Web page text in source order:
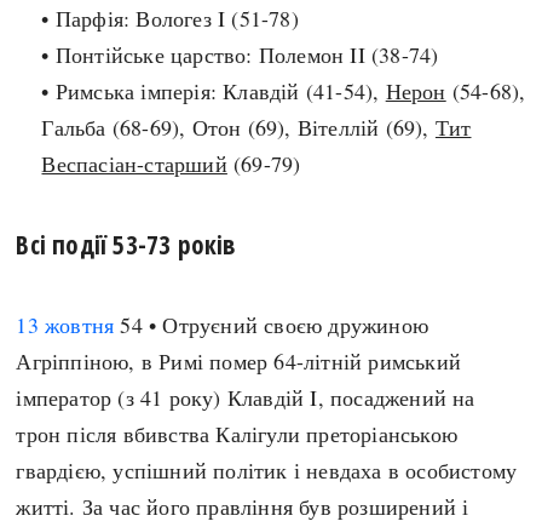
СЬОГОДНІ
ЗАГОЛОВКИ
ПРАВИЛА ЖИТТЯ
ВИ (НЕ) ЗНАЛИ
ПОДКАСТИ
КРУГЛІ ДАТИ
КАРТИ
ФОТОІСТОРІЇ
ІНФОГРАФІКА
ПРЯМА МОВА
Рубрики
• Парфія: Вологез I (51-78)
• Понтійське царство: Полемон II (38-74)
• Римська імперія: Клавдій (41-54), Нерон (54-68),
Гальба (68-69), Отон (69), Вітеллій (69), Тит
Веспасіан-старший (69-79)
Всі події 53-73 років
13 жовтня 54 • Отруєний своєю дружиною
Агріппіною, в Римі помер 64-літній римський
імператор (з 41 року) Клавдій I, посаджений на
трон після вбивства Калігули преторіанською
гвардією, успішний політик і невдаха в особистому
житті. За час його правління був розширений і